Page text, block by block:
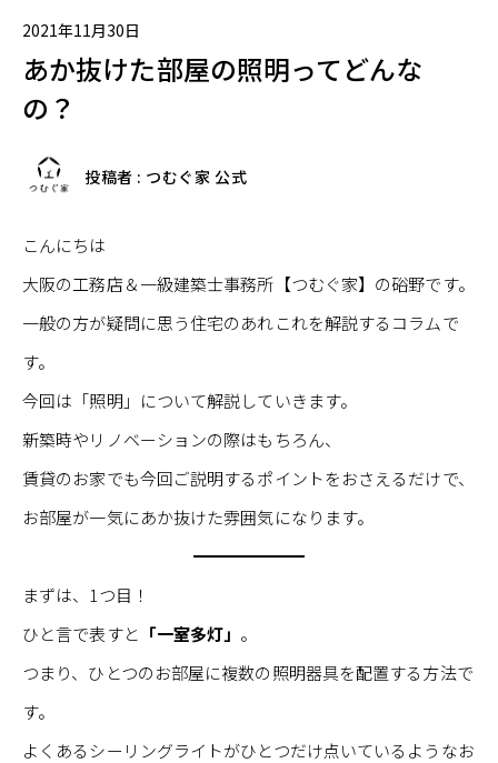
2021年11月30日
あか抜けた部屋の照明ってどんな
の？
投稿者 : つむぐ家 公式
こんにちは
大阪の工務店＆一級建築士事務所【つむぐ家】の硲野です。
一般の方が疑問に思う住宅のあれこれを解説するコラムで
す。
今回は「照明」について解説していきます。
新築時やリノベーションの際はもちろん、
賃貸のお家でも今回ご説明するポイントをおさえるだけで、
お部屋が一気にあか抜けた雰囲気になります。
まずは、1つ目！
ひと言で表すと 「一室多灯」 。
つまり、ひとつのお部屋に複数の照明器具を配置する方法で
す。
よくあるシーリングライトがひとつだけ点いているようなお